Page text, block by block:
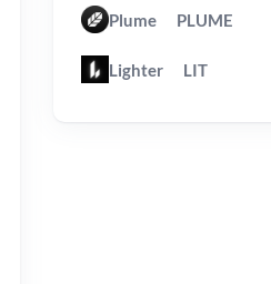
Plume PLUME
Lighter LIT